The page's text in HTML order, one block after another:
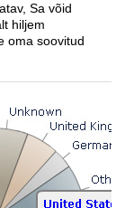
Sa võid
hiljem
oma soovitud